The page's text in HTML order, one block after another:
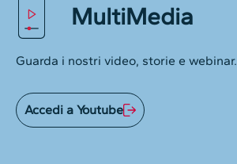
MultiMedia
Guarda i nostri video, storie e webinar.
Accedi a Youtube